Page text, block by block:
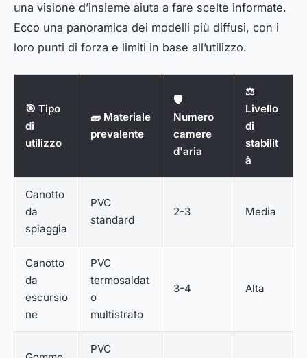
una visione d’insieme aiuta a fare scelte informate.
Ecco una panoramica dei modelli più diffusi, con i
loro punti di forza e limiti in base all’utilizzo.
🎯 Tipo
di
utilizzo
🧱 Materiale
prevalente
🛡️
Numero
camere
d'aria
⚖️
Livello
di
stabilit
à
Canotto
da
spiaggia
PVC
standard
2-3 Media
Canotto
da
escursio
ne
PVC
termosaldat
o
multistrato
3-4 Alta
PVC